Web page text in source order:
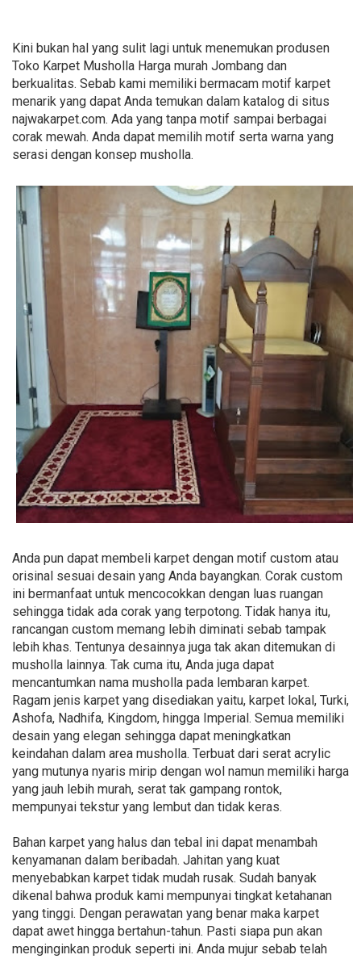
Kini bukan hal yang sulit lagi untuk menemukan produsen
Toko Karpet Musholla Harga murah Jombang dan
berkualitas. Sebab kami memiliki bermacam motif karpet
menarik yang dapat Anda temukan dalam katalog di situs
najwakarpet.com. Ada yang tanpa motif sampai berbagai
corak mewah. Anda dapat memilih motif serta warna yang
serasi dengan konsep musholla.
Anda pun dapat membeli karpet dengan motif custom atau
orisinal sesuai desain yang Anda bayangkan. Corak custom
ini bermanfaat untuk mencocokkan dengan luas ruangan
sehingga tidak ada corak yang terpotong. Tidak hanya itu,
rancangan custom memang lebih diminati sebab tampak
lebih khas. Tentunya desainnya juga tak akan ditemukan di
musholla lainnya. Tak cuma itu, Anda juga dapat
mencantumkan nama musholla pada lembaran karpet.
Ragam jenis karpet yang disediakan yaitu, karpet lokal, Turki,
Ashofa, Nadhifa, Kingdom, hingga Imperial. Semua memiliki
desain yang elegan sehingga dapat meningkatkan
keindahan dalam area musholla. Terbuat dari serat acrylic
yang mutunya nyaris mirip dengan wol namun memiliki harga
yang jauh lebih murah, serat tak gampang rontok,
mempunyai tekstur yang lembut dan tidak keras.
Bahan karpet yang halus dan tebal ini dapat menambah
kenyamanan dalam beribadah. Jahitan yang kuat
menyebabkan karpet tidak mudah rusak. Sudah banyak
dikenal bahwa produk kami mempunyai tingkat ketahanan
yang tinggi. Dengan perawatan yang benar maka karpet
dapat awet hingga bertahun-tahun. Pasti siapa pun akan
menginginkan produk seperti ini. Anda mujur sebab telah